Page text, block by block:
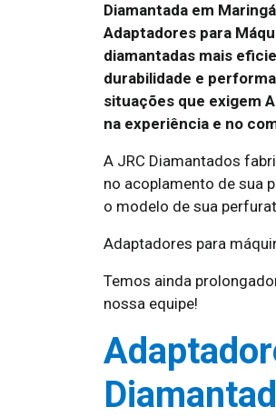
Diamantada em
Adaptadores para
diamantadas mais
durabilidade e
situações que exigem
na experiência e no
A JRC Diamantados
no acoplamento de sua
o modelo de sua
Adaptadores para
Temos ainda
nossa equipe!